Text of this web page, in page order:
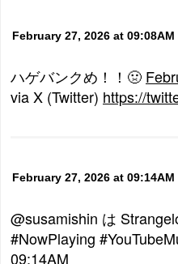
February 27, 2026 at 09:08AM
ハゲバンクめ！！🤢
via X (Twitter) https://
February 27, 2026 at 09:14AM
@susamishin は
#NowPlaying
09:14AM